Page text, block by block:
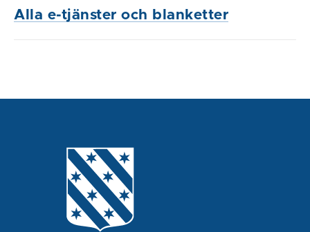
Alla e-tjänster och blanketter